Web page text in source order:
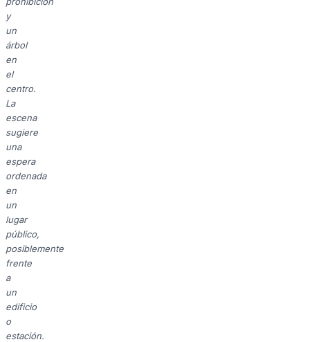
y
un
árbol
en
el
centro.
La
escena
sugiere
una
espera
ordenada
en
un
lugar
público,
posiblemente
frente
a
un
edificio
o
estación.